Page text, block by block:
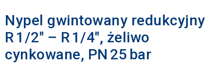
Nypel gwintowany redukcyjny
R 1/2″ – R 1/4″, żeliwo
cynkowane, PN 25 bar